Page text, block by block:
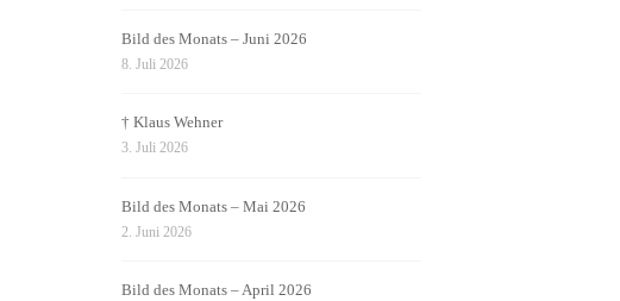
Bild des Monats – Juni 2026
8. Juli 2026
† Klaus Wehner
3. Juli 2026
Bild des Monats – Mai 2026
2. Juni 2026
Bild des Monats – April 2026